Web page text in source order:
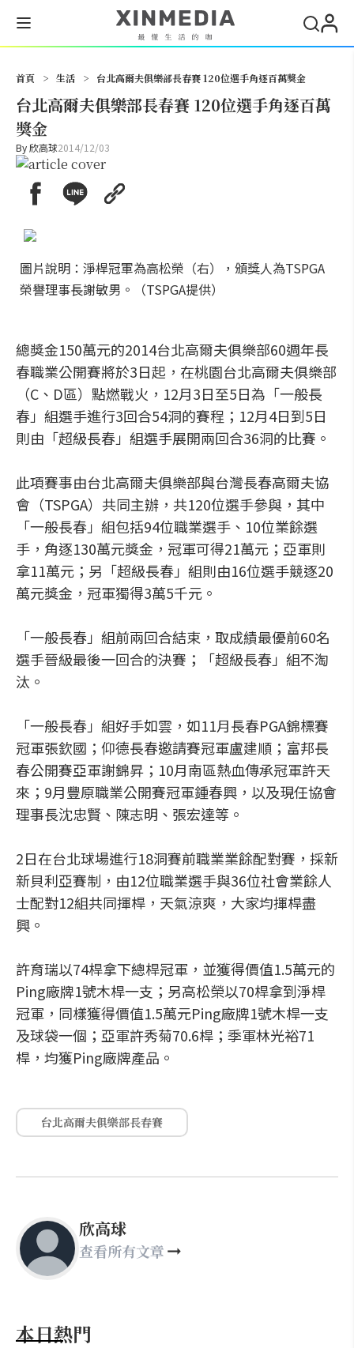
首頁 > 生活 > 台北高爾夫俱樂部長春賽 120位選手角逐百萬獎金
台北高爾夫俱樂部長春賽 120位選手角逐百萬
獎金
By欣高球2014/12/03
圖片說明：淨桿冠軍為高松榮（右），頒獎人為TSPGA
榮譽理事長謝敏男。（TSPGA提供）
總獎金150萬元的2014台北高爾夫俱樂部60週年長
春職業公開賽將於3日起，在桃園台北高爾夫俱樂部
（C、D區）點燃戰火，12月3日至5日為「一般長
春」組選手進行3回合54洞的賽程；12月4日到5日
則由「超級長春」組選手展開兩回合36洞的比賽。
此項賽事由台北高爾夫俱樂部與台灣長春高爾夫協
會（TSPGA）共同主辦，共120位選手參與，其中
「一般長春」組包括94位職業選手、10位業餘選
手，角逐130萬元獎金，冠軍可得21萬元；亞軍則
拿11萬元；另「超級長春」組則由16位選手競逐20
萬元獎金，冠軍獨得3萬5千元。
「一般長春」組前兩回合結束，取成績最優前60名
選手晉級最後一回合的決賽；「超級長春」組不淘
汰。
「一般長春」組好手如雲，如11月長春PGA錦標賽
冠軍張欽國；仰德長春邀請賽冠軍盧建順；富邦長
春公開賽亞軍謝錦昇；10月南區熱血傳承冠軍許天
來；9月豐原職業公開賽冠軍鍾春興，以及現任協會
理事長沈忠賢、陳志明、張宏達等。
2日在台北球場進行18洞賽前職業業餘配對賽，採新
新貝利亞賽制，由12位職業選手與36位社會業餘人
士配對12組共同揮桿，天氣涼爽，大家均揮桿盡
興。
許育瑞以74桿拿下總桿冠軍，並獲得價值1.5萬元的
Ping廠牌1號木桿一支；另高松榮以70桿拿到淨桿
冠軍，同樣獲得價值1.5萬元Ping廠牌1號木桿一支
及球袋一個；亞軍許秀菊70.6桿；季軍林光裕71
桿，均獲Ping廠牌產品。
台北高爾夫俱樂部長春賽
欣高球
查看所有文章
本日熱門